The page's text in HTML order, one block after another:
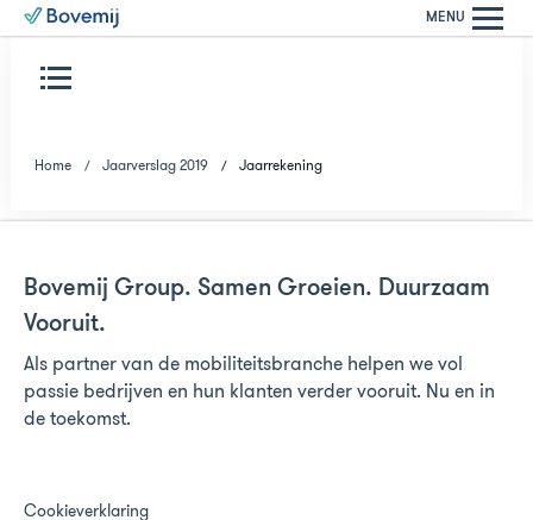
MENU
Home Jaarverslag 2019 Jaarrekening
Bovemij Group. Samen Groeien. Duurzaam
Vooruit.
Als partner van de mobiliteitsbranche helpen we vol
passie bedrijven en hun klanten verder vooruit. Nu en in
de toekomst.
Cookieverklaring